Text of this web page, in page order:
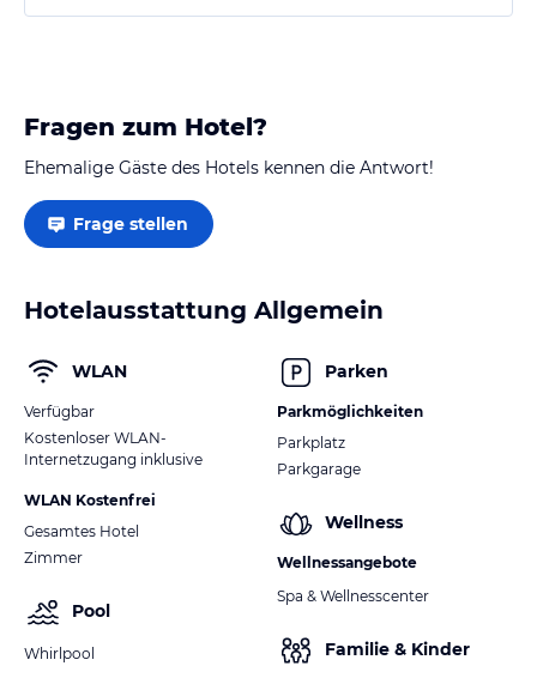
Fragen zum Hotel?
Ehemalige Gäste des Hotels kennen die Antwort!
Frage stellen
Hotelausstattung Allgemein
WLAN
Verfügbar
Kostenloser WLAN-
Internetzugang inklusive
WLAN Kostenfrei
Gesamtes Hotel
Zimmer
Pool
Whirlpool
Parken
Parkmöglichkeiten
Parkplatz
Parkgarage
Wellness
Wellnessangebote
Spa & Wellnesscenter
Familie & Kinder